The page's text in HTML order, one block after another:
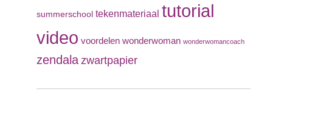
summerschool tekenmateriaal tutorial
video voordelen wonderwoman wonderwomancoach
zendala zwartpapier